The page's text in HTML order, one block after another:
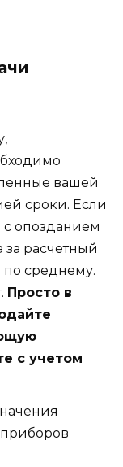
вашей
сроки. Если
опозданием
за расчетный
по среднему.
Просто в
с учетом